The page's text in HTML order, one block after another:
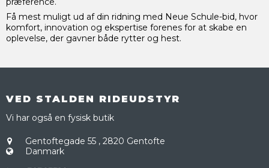
Få mest muligt ud af din ridning med Neue Schule-bid, hvor
komfort, innovation og ekspertise forenes for at skabe en
oplevelse, der gavner både rytter og hest.
VED STALDEN RIDEUDSTYR
Vi har også en fysisk butik
Gentoftegade 55 , 2820 Gentofte
Danmark